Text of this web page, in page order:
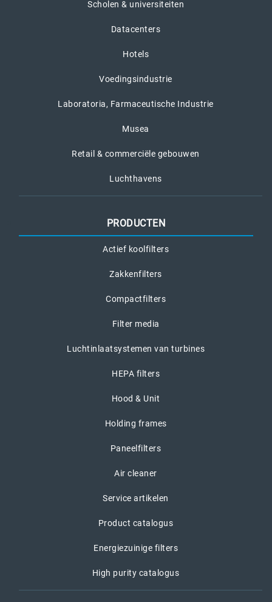
Scholen & universiteiten
Datacenters
Hotels
Voedingsindustrie
Laboratoria, Farmaceutische Industrie
Musea
Retail & commerciële gebouwen
Luchthavens
PRODUCTEN
Actief koolfilters
Zakkenfilters
Compactfilters
Filter media
Luchtinlaatsystemen van turbines
HEPA filters
Hood & Unit
Holding frames
Paneelfilters
Air cleaner
Service artikelen
Product catalogus
Energiezuinige filters
High purity catalogus